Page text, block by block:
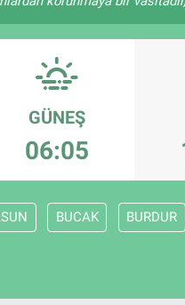
GÜNEŞ
06:05
BUCAK BURDUR